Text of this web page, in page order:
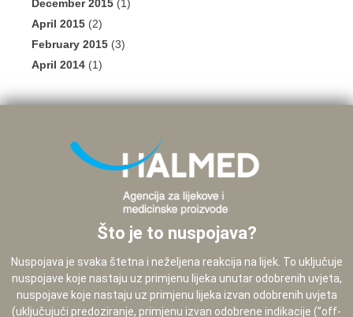
December 2015 (1)
April 2015 (2)
February 2015 (3)
April 2014 (1)
Što je to nuspojava?
Nuspojava je svaka štetna i neželjena reakcija na lijek. To uključuje
nuspojave koje nastaju uz primjenu lijeka unutar odobrenih uvjeta,
nuspojave koje nastaju uz primjenu lijeka izvan odobrenih uvjeta
(uključujući predoziranje, primjenu izvan odobrene indikacije (”off-